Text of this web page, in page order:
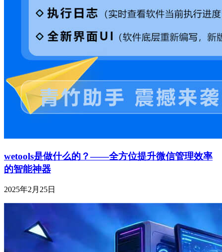
wetools是做什么的？——全方位提升微信管理效率
的智能神器
2025年2月25日